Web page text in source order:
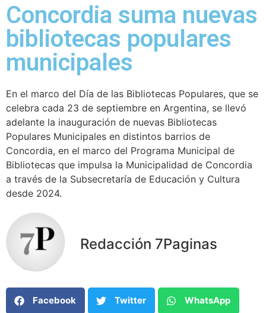
Concordia suma nuevas
bibliotecas populares
municipales
En el marco del Día de las Bibliotecas Populares, que se
celebra cada 23 de septiembre en Argentina, se llevó
adelante la inauguración de nuevas Bibliotecas
Populares Municipales en distintos barrios de
Concordia, en el marco del Programa Municipal de
Bibliotecas que impulsa la Municipalidad de Concordia
a través de la Subsecretaría de Educación y Cultura
desde 2024.
Redacción 7Paginas
Facebook Twitter WhatsApp